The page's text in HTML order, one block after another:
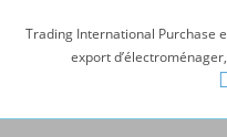
Trading International Purchase
export